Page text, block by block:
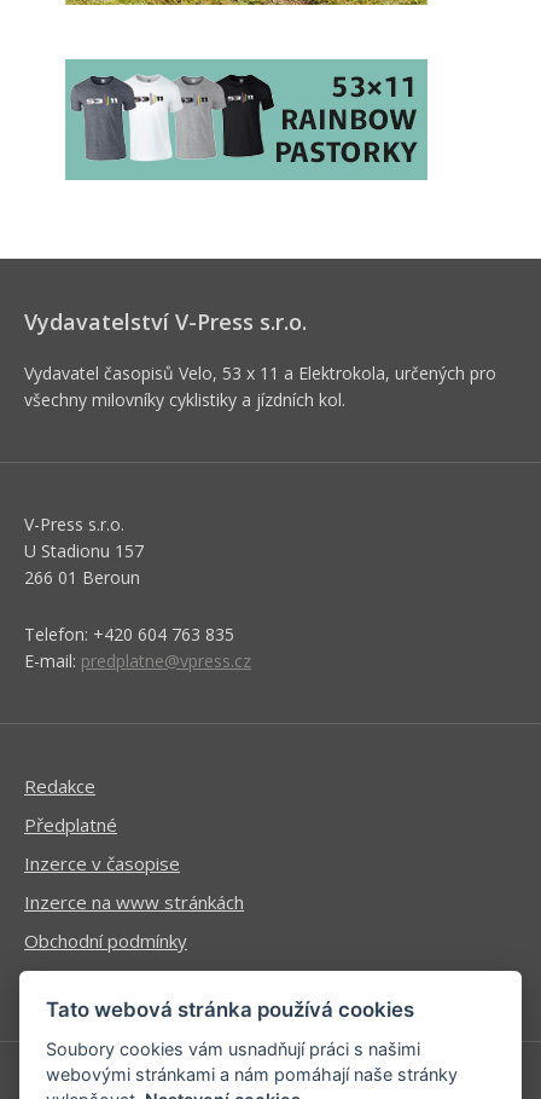
Vydavatelství V-Press s.r.o.
Vydavatel časopisů Velo, 53 x 11 a Elektrokola, určených pro
všechny milovníky cyklistiky a jízdních kol.
V-Press s.r.o.
U Stadionu 157
266 01 Beroun
Telefon: +420 604 763 835
E-mail: predplatne@vpress.cz
Redakce
Předplatné
Inzerce v časopise
Inzerce na www stránkách
Obchodní podmínky
Ochrana osobních údajů
Tato webová stránka používá cookies
Soubory cookies vám usnadňují práci s našimi
webovými stránkami a nám pomáhají naše stránky